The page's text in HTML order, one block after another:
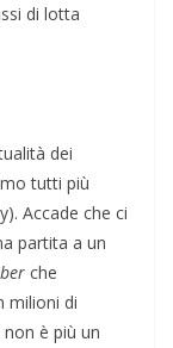
di lotta
dei
tutti più
Accade che ci
partita a un
che
milioni di
è più un